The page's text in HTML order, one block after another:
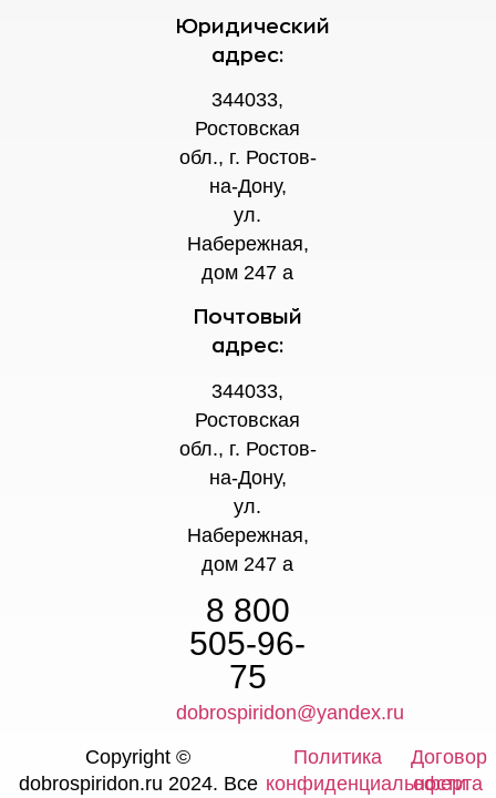
Юридический
адрес:
344033,
Ростовская
обл., г. Ростов-
на-Дону,
ул.
Набережная,
дом 247 а
Почтовый
адрес:
344033,
Ростовская
обл., г. Ростов-
на-Дону,
ул.
Набережная,
дом 247 а
8 800
505-96-
75
dobrospiridon@yandex.ru
Copyright ©
dobrospiridon.ru 2024. Все
Политика
конфиденциальности
Договор
оферта